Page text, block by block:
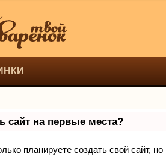
сайт на первые места?
планируете создать свой сайт,